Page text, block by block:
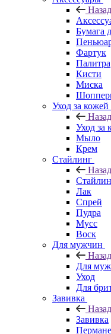
Назад
Бумага
Фартук
Палитра
Кисти
Миска
Уход за кожей
Назад
Уход за
Мыло
Крем
Стайлинг
Назад
Лак
Спрей
Пудра
Мусс
Воск
Для мужчин
Назад
Для
Уход
Для
Завивка
Назад
Завивка